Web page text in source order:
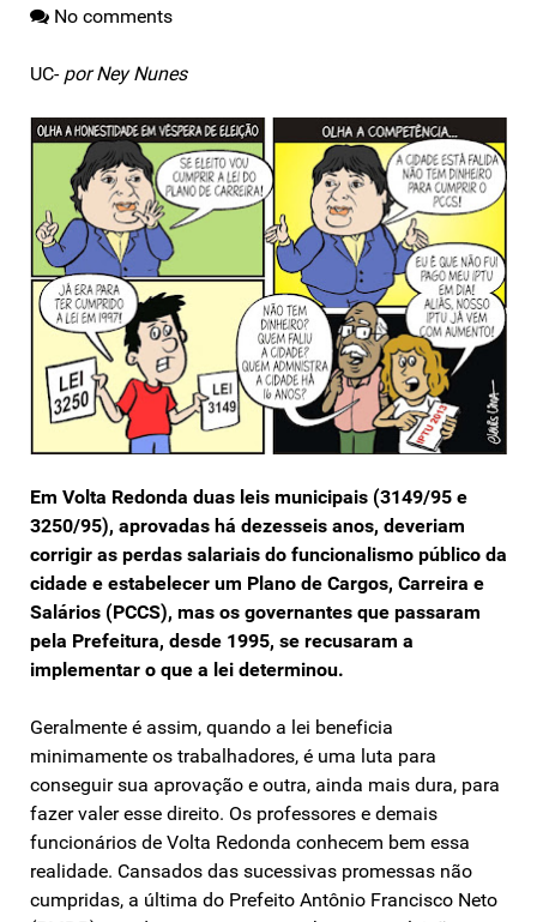
No comments
UC- por Ney Nunes
Em Volta Redonda duas leis municipais (3149/95 e
3250/95), aprovadas há dezesseis anos, deveriam
corrigir as perdas salariais do funcionalismo público da
cidade e estabelecer um Plano de Cargos, Carreira e
Salários (PCCS), mas os governantes que passaram
pela Prefeitura, desde 1995, se recusaram a
implementar o que a lei determinou.
Geralmente é assim, quando a lei beneficia
minimamente os trabalhadores, é uma luta para
conseguir sua aprovação e outra, ainda mais dura, para
fazer valer esse direito. Os professores e demais
funcionários de Volta Redonda conhecem bem essa
realidade. Cansados das sucessivas promessas não
cumpridas, a última do Prefeito Antônio Francisco Neto